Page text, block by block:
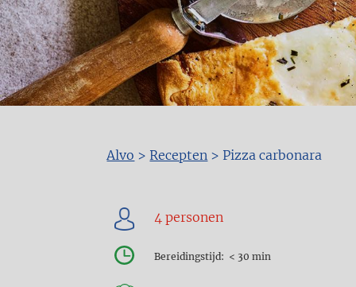
Kruimelpad
Alvo > Recepten > Pizza carbonara
Bereidingstijd < 30 min